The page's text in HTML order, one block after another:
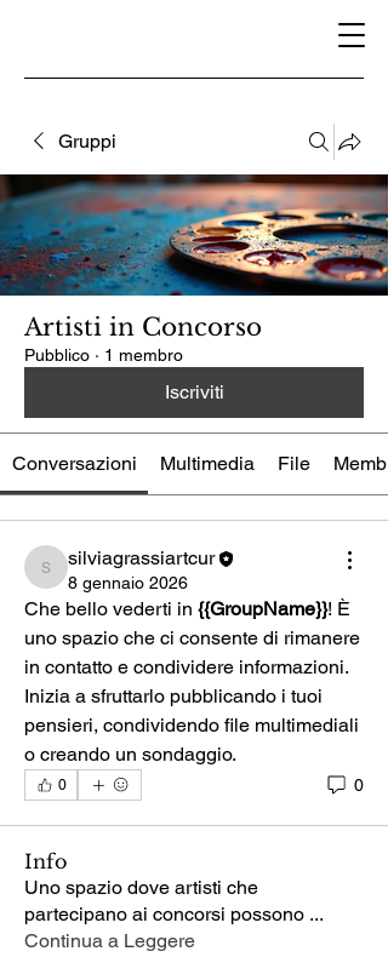
Gruppi
Artisti in Concorso
Pubblico · 1 membro
Iscriviti
Conversazioni Multimedia File Membri
silviagrassiartcur
silviagrassiartcur
8 gennaio 2026
Che bello vederti in {{GroupName}}! È
uno spazio che ci consente di rimanere
in contatto e condividere informazioni.
Inizia a sfruttarlo pubblicando i tuoi
pensieri, condividendo file multimediali
o creando un sondaggio.
0 0
Info
Uno spazio dove artisti che
partecipano ai concorsi possono ...
Continua a Leggere